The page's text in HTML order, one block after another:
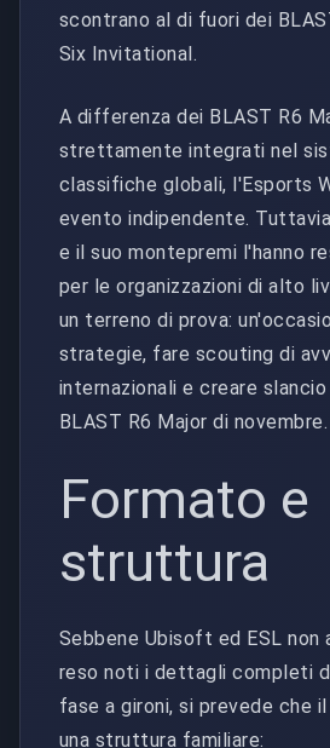
scontrano al di fuori dei
Six Invitational.
A differenza dei BLAST R6
strettamente integrati nel
classifiche globali, l'Esports
evento indipendente.
e il suo montepremi l'hanno
per le organizzazioni di alto
un terreno di prova:
strategie, fare scouting di
internazionali e creare slancio
BLAST R6 Major di novembre.
Formato e
struttura
Sebbene Ubisoft ed ESL non
reso noti i dettagli completi
fase a gironi, si prevede che
una struttura familiare: